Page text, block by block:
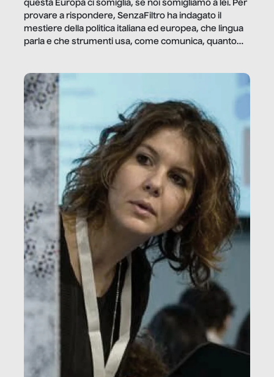
questa Europa ci somiglia, se noi somigliamo a lei. Per
provare a rispondere, SenzaFiltro ha indagato il
mestiere della politica italiana ed europea, che lingua
parla e che strumenti usa, come comunica, quanto